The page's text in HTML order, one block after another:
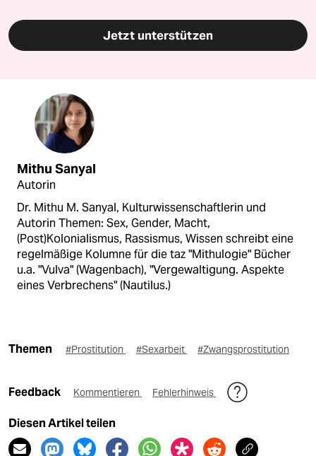
Jetzt unterstützen
Mithu Sanyal
Autorin
Dr. Mithu M. Sanyal, Kulturwissenschaftlerin und
Autorin Themen: Sex, Gender, Macht,
(Post)Kolonialismus, Rassismus, Wissen schreibt eine
regelmäßige Kolumne für die taz "Mithulogie" Bücher
u.a. "Vulva" (Wagenbach), "Vergewaltigung. Aspekte
eines Verbrechens" (Nautilus.)
Themen #Prostitution #Sexarbeit #Zwangsprostitution
Feedback Kommentieren Fehlerhinweis
Diesen Artikel teilen